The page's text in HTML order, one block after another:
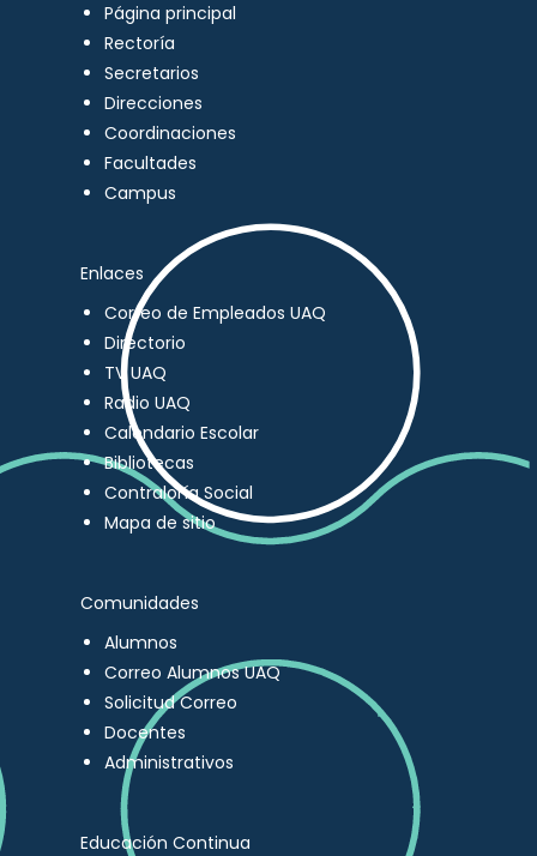
Página principal
Rectoría
Secretarios
Direcciones
Coordinaciones
Facultades
Campus
Enlaces
Correo de Empleados UAQ
Directorio
TV UAQ
Radio UAQ
Calendario Escolar
Bibliotecas
Contraloría Social
Mapa de sitio
Comunidades
Alumnos
Correo Alumnos UAQ
Solicitud Correo
Docentes
Administrativos
Educación Continua